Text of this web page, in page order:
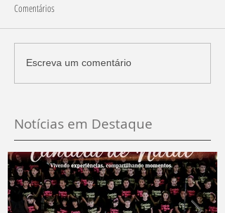
Comentários
Escreva um comentário
Notícias em Destaque